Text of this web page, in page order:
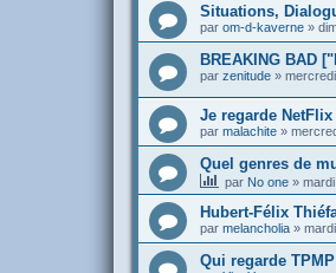
Situations,
par om-d-kaverne »
BREAKING BAD
par zenitude »
Je regarde
par malachite »
Quel genres de
par No one »
Hubert-Félix
par melancholia »
Qui regarde